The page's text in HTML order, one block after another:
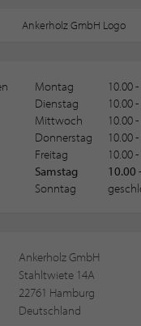
Montag
10.00
Dienstag
10.00
Mittwoch
10.00
Donnerstag
10.00
Freitag
10.00
Samstag
10.00
Sonntag
Ankerholz GmbH
Stahltwiete 14A
22761 Hamburg
Deutschland